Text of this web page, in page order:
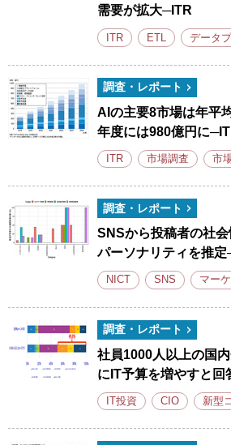
需要が拡大─ITR
ITR ETL データ
調査・レポート
AIの主要8市場は年平
年度には980億円に
ITR 市場調査 市
調査・レポート
SNSから投稿者の社
パーソナリティを推
NICT SNS マー
調査・レポート
社員1000人以上の国
にIT予算を増やすと回
IT投資 CIO 新型